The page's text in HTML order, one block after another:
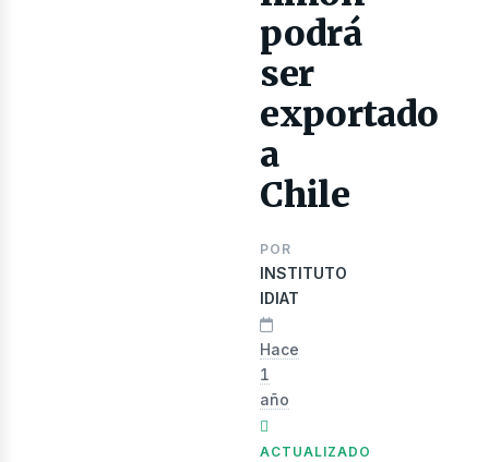
podrá
ser
exportado
a
Chile
POR
INSTITUTO
IDIAT
Hace
1
año
ACTUALIZADO